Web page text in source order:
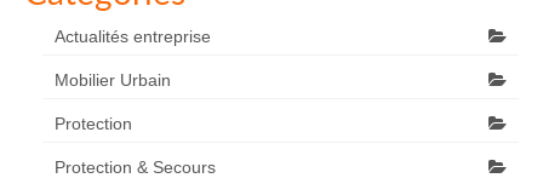
Actualités entreprise
Mobilier Urbain
Protection
Protection & Secours